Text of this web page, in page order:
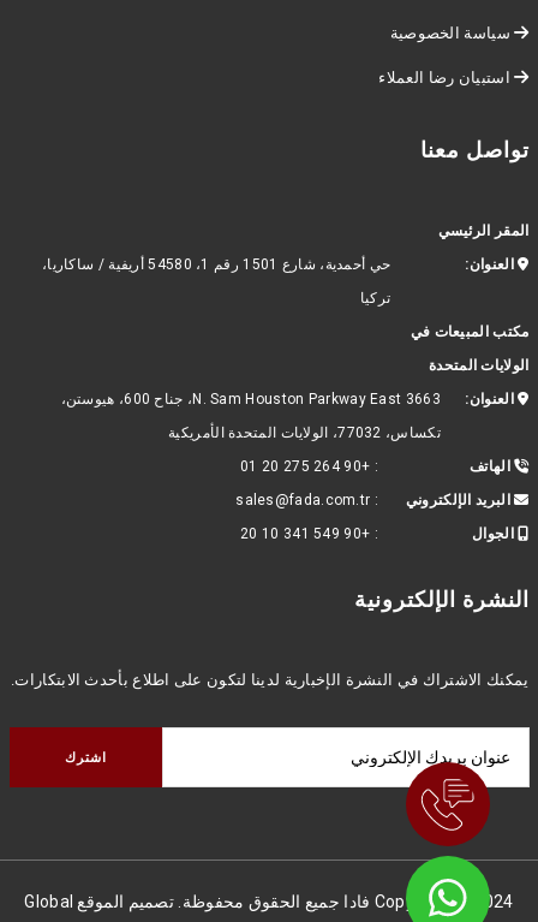
سياسة الخصوصية
استبيان رضا العملاء
تواصل معنا
المقر الرئيسي
العنوان:
حي أحمدية، شارع 1501 رقم 1، 54580 أريفية / ساكاريا،
تركيا
مكتب المبيعات في
الولايات المتحدة
العنوان:
3663 N. Sam Houston Parkway East، جناح 600، هيوستن،
تكساس، 77032، الولايات المتحدة الأمريكية
الهاتف
:
+90 264 275 20 01
البريد الإلكتروني
:
sales@fada.com.tr
الجوال
:
+90 549 341 10 20
النشرة الإلكترونية
يمكنك الاشتراك في النشرة الإخبارية لدينا لتكون على اطلاع بأحدث الابتكارات.
Copyright © 2024 فادا جميع الحقوق محفوظة. تصميم الموقع Global